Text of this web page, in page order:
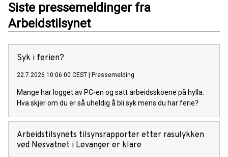
Siste pressemeldinger fra
Arbeidstilsynet
Syk i ferien?
22.7.2026 10:06:00 CEST Pressemelding
Mange har logget av PC-en og satt arbeidsskoene på hylla.
Hva skjer om du er så uheldig å bli syk mens du har ferie?
Arbeidstilsynets tilsynsrapporter etter rasulykken
ved Nesvatnet i Levanger er klare